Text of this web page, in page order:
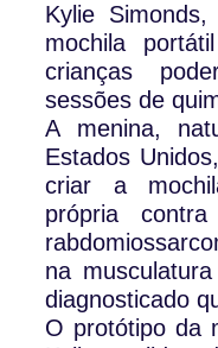
Kylie
mochila
crianças
sessões de
A menina,
Estados
criar a
própria
na
diagnosticado
O protótipo da